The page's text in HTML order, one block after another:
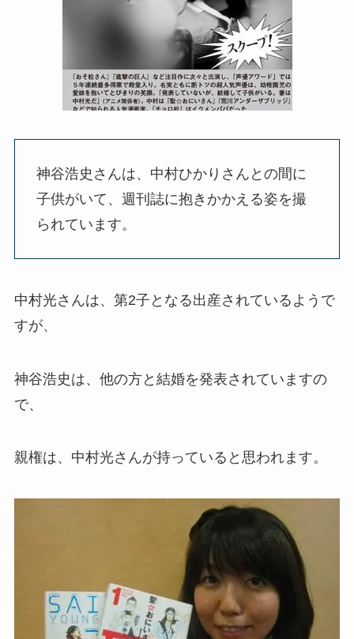
神谷浩史さんは、中村ひかりさんとの間に
子供がいて、週刊誌に抱きかかえる姿を撮
られています。
中村光さんは、第2子となる出産されているようで
すが、
神谷浩史は、他の方と結婚を発表されていますの
で、
親権は、中村光さんが持っていると思われます。